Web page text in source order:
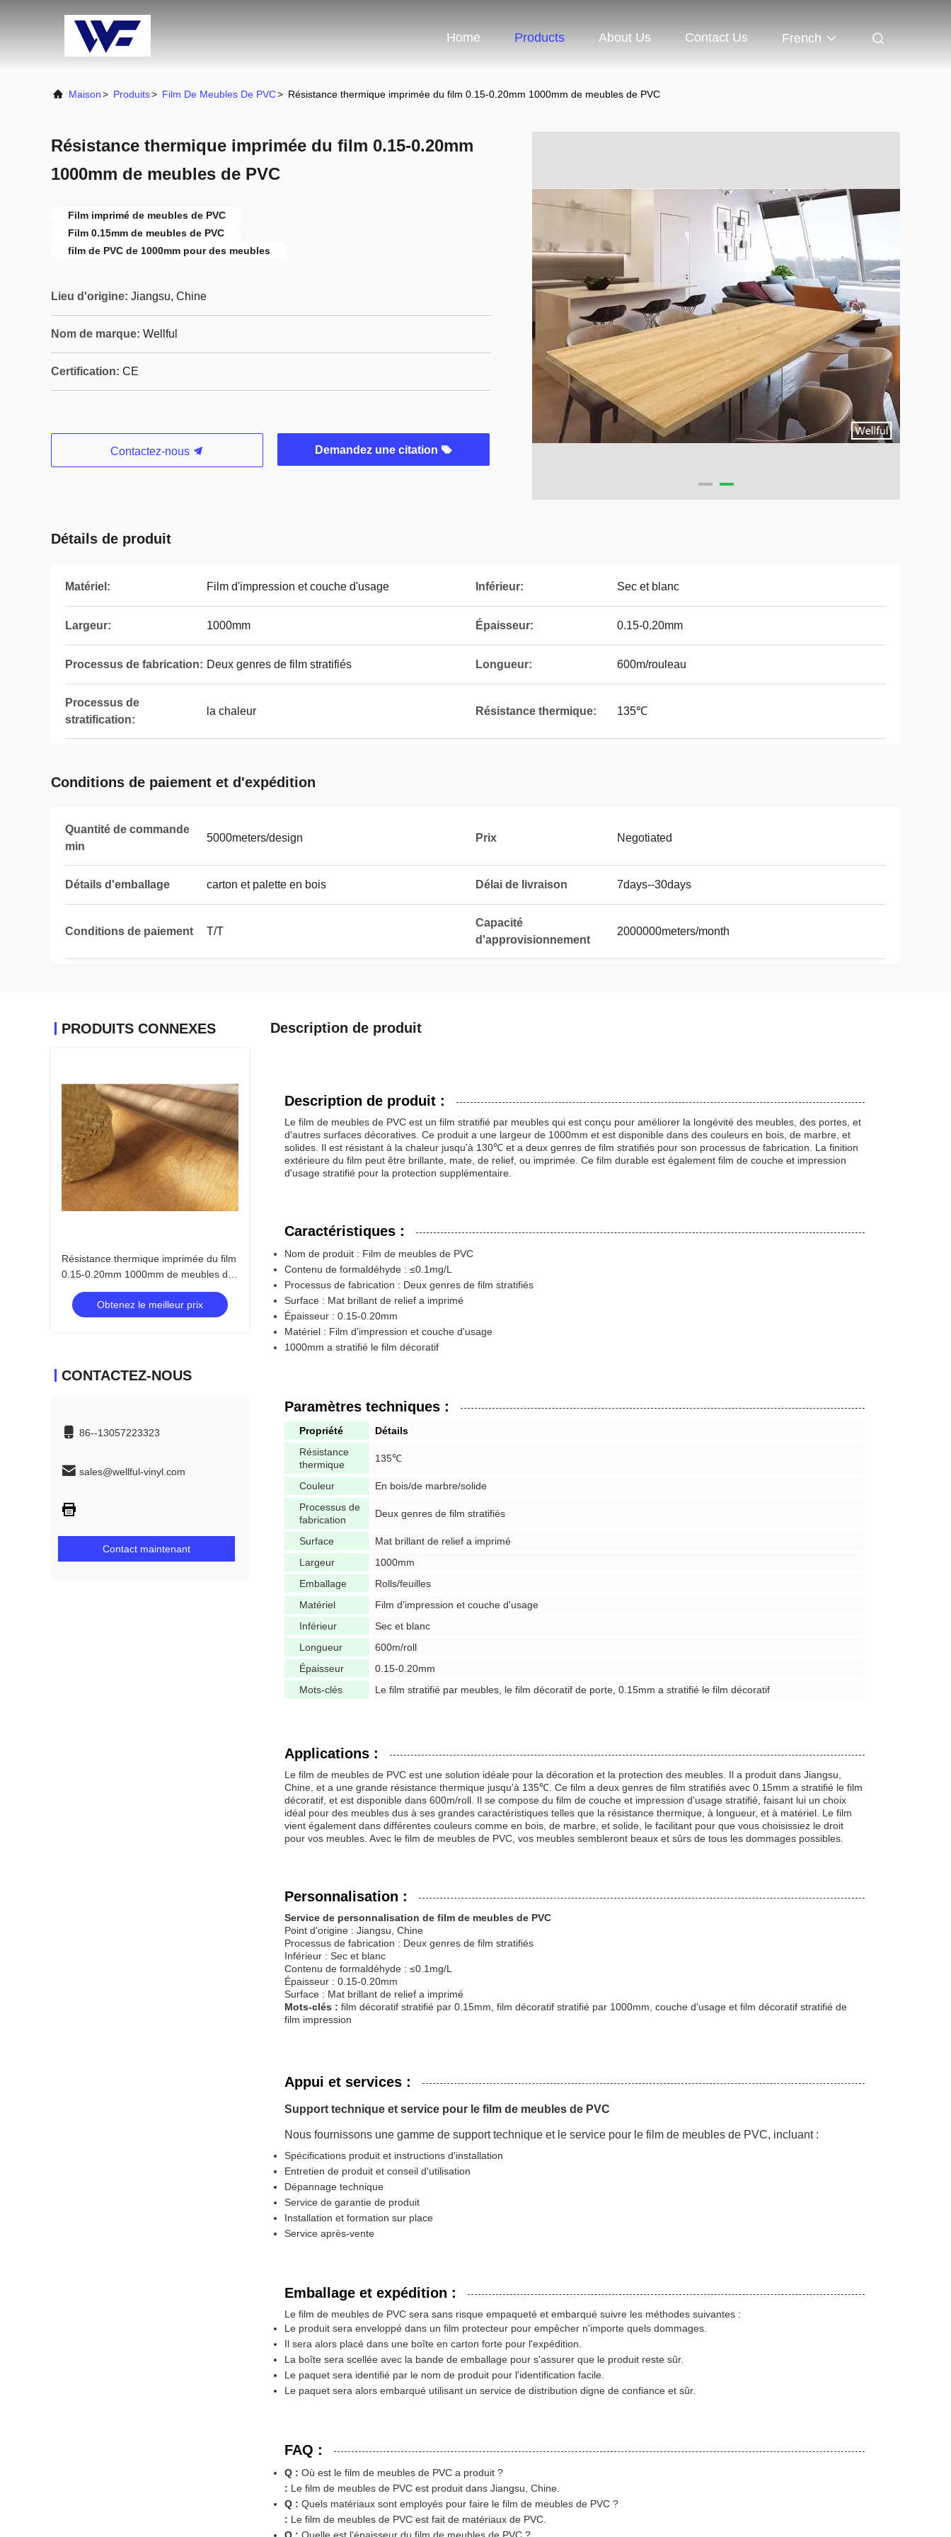
Home Products About Us Contact Us French
Maison> Produits> Film De Meubles De PVC> Résistance thermique imprimée du film 0.15-0.20mm 1000mm de meubles de PVC
Résistance thermique imprimée du film 0.15-0.20mm
1000mm de meubles de PVC
Film imprimé de meubles de PVC
Film 0.15mm de meubles de PVC
film de PVC de 1000mm pour des meubles
Lieu d'origine: Jiangsu, Chine
Nom de marque: Wellful
Certification: CE
Contactez-nous Demandez une citation
Détails de produit
Matériel: Film d'impression et couche d'usage Inférieur: Sec et blanc
Largeur: 1000mm Épaisseur: 0.15-0.20mm
Processus de fabrication: Deux genres de film stratifiés Longueur: 600m/rouleau
Processus de
stratification:
la chaleur Résistance thermique: 135℃
Conditions de paiement et d'expédition
Quantité de commande
min
5000meters/design Prix Negotiated
Détails d'emballage carton et palette en bois Délai de livraison 7days--30days
Conditions de paiement T/T
Capacité
d'approvisionnement
2000000meters/month
PRODUITS CONNEXES
Résistance thermique imprimée du film
0.15-0.20mm 1000mm de meubles de
PVC
Obtenez le meilleur prix
CONTACTEZ-NOUS
86--13057223323
sales@wellful-vinyl.com
Contact maintenant
Description de produit
Description de produit :
Le film de meubles de PVC est un film stratifié par meubles qui est conçu pour améliorer la longévité des meubles, des portes, et
d'autres surfaces décoratives. Ce produit a une largeur de 1000mm et est disponible dans des couleurs en bois, de marbre, et
solides. Il est résistant à la chaleur jusqu'à 130℃ et a deux genres de film stratifiés pour son processus de fabrication. La finition
extérieure du film peut être brillante, mate, de relief, ou imprimée. Ce film durable est également film de couche et impression
d'usage stratifié pour la protection supplémentaire.
Caractéristiques :
Nom de produit : Film de meubles de PVC
Contenu de formaldéhyde : ≤0.1mg/L
Processus de fabrication : Deux genres de film stratifiés
Surface : Mat brillant de relief a imprimé
Épaisseur : 0.15-0.20mm
Matériel : Film d'impression et couche d'usage
1000mm a stratifié le film décoratif
Paramètres techniques :
Propriété
Détails
Résistance
thermique
135℃
Couleur
En bois/de marbre/solide
Processus de
fabrication
Deux genres de film stratifiés
Surface
Mat brillant de relief a imprimé
Largeur
1000mm
Emballage
Rolls/feuilles
Matériel
Film d'impression et couche d'usage
Inférieur
Sec et blanc
Longueur
600m/roll
Épaisseur
0.15-0.20mm
Mots-clés
Le film stratifié par meubles, le film décoratif de porte, 0.15mm a stratifié le film décoratif
Applications :
Le film de meubles de PVC est une solution idéale pour la décoration et la protection des meubles. Il a produit dans Jiangsu,
Chine, et a une grande résistance thermique jusqu'à 135℃. Ce film a deux genres de film stratifiés avec 0.15mm a stratifié le film
décoratif, et est disponible dans 600m/roll. Il se compose du film de couche et impression d'usage stratifié, faisant lui un choix
idéal pour des meubles dus à ses grandes caractéristiques telles que la résistance thermique, à longueur, et à matériel. Le film
vient également dans différentes couleurs comme en bois, de marbre, et solide, le facilitant pour que vous choisissiez le droit
pour vos meubles. Avec le film de meubles de PVC, vos meubles sembleront beaux et sûrs de tous les dommages possibles.
Personnalisation :
Service de personnalisation de film de meubles de PVC
Point d'origine : Jiangsu, Chine
Processus de fabrication : Deux genres de film stratifiés
Inférieur : Sec et blanc
Contenu de formaldéhyde : ≤0.1mg/L
Épaisseur : 0.15-0.20mm
Surface : Mat brillant de relief a imprimé
Mots-clés : film décoratif stratifié par 0.15mm, film décoratif stratifié par 1000mm, couche d'usage et film décoratif stratifié de
film impression
Appui et services :
Support technique et service pour le film de meubles de PVC
Nous fournissons une gamme de support technique et le service pour le film de meubles de PVC, incluant :
Spécifications produit et instructions d'installation
Entretien de produit et conseil d'utilisation
Dépannage technique
Service de garantie de produit
Installation et formation sur place
Service après-vente
Emballage et expédition :
Le film de meubles de PVC sera sans risque empaqueté et embarqué suivre les méthodes suivantes :
Le produit sera enveloppé dans un film protecteur pour empêcher n'importe quels dommages.
Il sera alors placé dans une boîte en carton forte pour l'expédition.
La boîte sera scellée avec la bande de emballage pour s'assurer que le produit reste sûr.
Le paquet sera identifié par le nom de produit pour l'identification facile.
Le paquet sera alors embarqué utilisant un service de distribution digne de confiance et sûr.
FAQ :
Q : Où est le film de meubles de PVC a produit ?
: Le film de meubles de PVC est produit dans Jiangsu, Chine.
Q : Quels matériaux sont employés pour faire le film de meubles de PVC ?
: Le film de meubles de PVC est fait de matériaux de PVC.